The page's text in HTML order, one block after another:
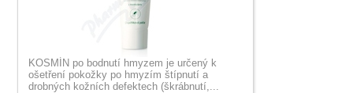
KOSMÍN po bodnutí hmyzem je určený k
ošetření pokožky po hmyzím štípnutí a
drobných kožních defektech (škrábnutí,...